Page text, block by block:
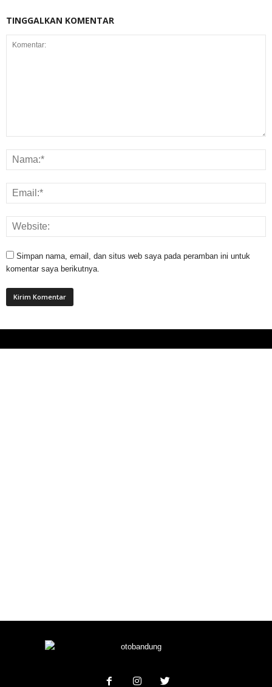
TINGGALKAN KOMENTAR
Simpan nama, email, dan situs web saya pada peramban ini untuk
komentar saya berikutnya.